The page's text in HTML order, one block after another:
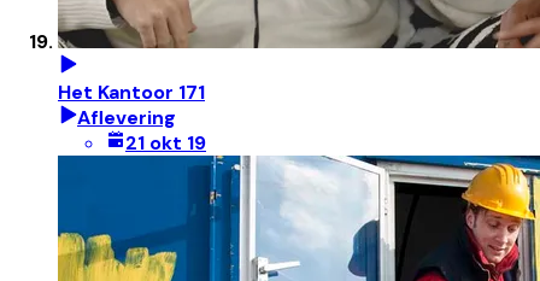
Het Kantoor 171
Aflevering
21 okt 19